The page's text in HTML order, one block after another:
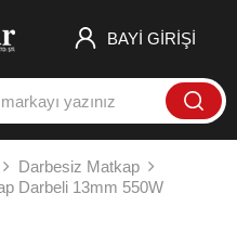
BAYİ GİRİŞİ
Darbesiz Matkap
Darbeli 13mm 550W